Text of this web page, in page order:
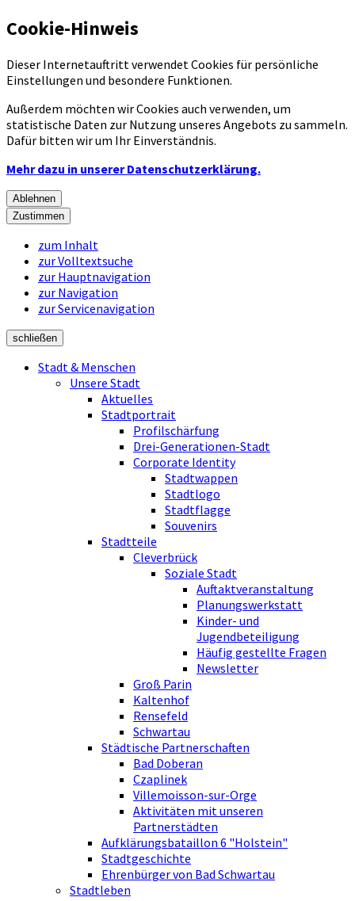
Cookie-Hinweis
Dieser Internetauftritt verwendet Cookies für persönliche
Einstellungen und besondere Funktionen.
Außerdem möchten wir Cookies auch verwenden, um
statistische Daten zur Nutzung unseres Angebots zu sammeln.
Dafür bitten wir um Ihr Einverständnis.
Mehr dazu in unserer Datenschutzerklärung.
Ablehnen
Zustimmen
zum Inhalt
zur Volltextsuche
zur Hauptnavigation
zur Navigation
zur Servicenavigation
schließen
Stadt & Menschen
Unsere Stadt
Aktuelles
Stadtportrait
Profilschärfung
Drei-Generationen-Stadt
Corporate Identity
Stadtwappen
Stadtlogo
Stadtflagge
Souvenirs
Stadtteile
Cleverbrück
Soziale Stadt
Auftaktveranstaltung
Planungswerkstatt
Kinder- und
Jugendbeteiligung
Häufig gestellte Fragen
Newsletter
Groß Parin
Kaltenhof
Rensefeld
Schwartau
Städtische Partnerschaften
Bad Doberan
Czaplinek
Villemoisson-sur-Orge
Aktivitäten mit unseren
Partnerstädten
Aufklärungsbataillon 6 "Holstein"
Stadtgeschichte
Ehrenbürger von Bad Schwartau
Stadtleben